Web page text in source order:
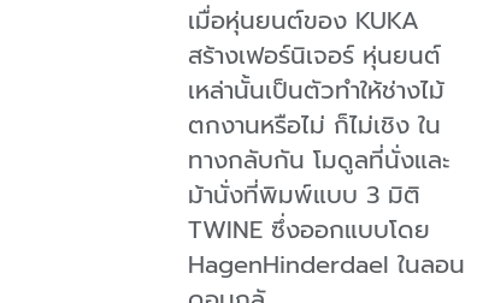
เมื่อหุ่นยนต์ของ KUKA
สร้างเฟอร์นิเจอร์ หุ่นยนต์
เหล่านั้นเป็นตัวทำให้ช่างไม้
ตกงานหรือไม่ ก็ไม่เชิง ใน
ทางกลับกัน โมดูลที่นั่งและ
ม้านั่งที่พิมพ์แบบ 3 มิติ
TWINE ซึ่งออกแบบโดย
HagenHinderdael ในลอน